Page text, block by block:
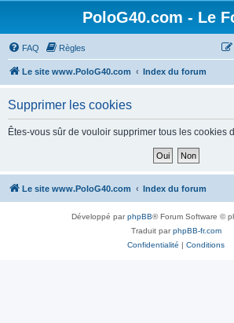
PoloG40.com - Le
FAQ Règles
Le site www.PoloG40.com Index du forum
Supprimer les cookies
Êtes-vous sûr de vouloir supprimer tous les cookies
Le site www.PoloG40.com Index du forum
Développé parphpBB® Forum Software ©
Traduit parphpBB-fr.com
Confidentialité | Conditions